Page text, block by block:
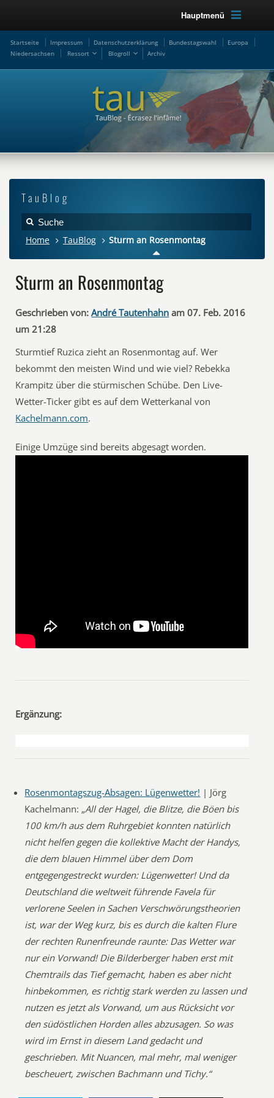
Hauptmenü
Startseite Impressum Datenschutzerklärung Bundestagswahl
Europa
Niedersachsen
Ressort Blogroll Archiv
TauBlog
Home TauBlog Sturm an Rosenmontag
Sturm an Rosenmontag
Geschrieben von: André Tautenhahn am 07. Feb. 2016
um 21:28
Sturmtief Ruzica zieht an Rosenmontag auf. Wer
bekommt den meisten Wind und wie viel? Rebekka
Krampitz über die stürmischen Schübe. Den Live-
Wetter-Ticker gibt es auf dem Wetterkanal von
Kachelmann.com.
Einige Umzüge sind bereits abgesagt worden.
Ergänzung:
Rosenmontagszug-Absagen: Lügenwetter! | Jörg
Kachelmann: „All der Hagel, die Blitze, die Böen bis
100 km/h aus dem Ruhrgebiet konnten natürlich
nicht helfen gegen die kollektive Macht der Handys,
die dem blauen Himmel über dem Dom
entgegengestreckt wurden: Lügenwetter! Und da
Deutschland die weltweit führende Favela für
verlorene Seelen in Sachen Verschwörungstheorien
ist, war der Weg kurz, bis es durch die kalten Flure
der rechten Runenfreunde raunte: Das Wetter war
nur ein Vorwand! Die Bilderberger haben erst mit
Chemtrails das Tief gemacht, haben es aber nicht
hinbekommen, es richtig stark werden zu lassen und
nutzen es jetzt als Vorwand, um aus Rücksicht vor
den südöstlichen Horden alles abzusagen. So was
wird im Ernst in diesem Land gedacht und
geschrieben. Mit Nuancen, mal mehr, mal weniger
bescheuert, zwischen Bachmann und Tichy.“